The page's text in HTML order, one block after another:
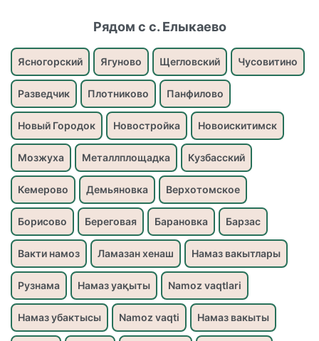
Рядом с с. Елыкаево
Ясногорский Ягуново Щегловский Чусовитино
Разведчик Плотниково Панфилово
Новый Городок Новостройка Новоискитимск
Мозжуха Металлплощадка Кузбасский
Кемерово Демьяновка Верхотомское
Борисово Береговая Барановка Барзас
Вакти намоз Ламазан хенаш Намаз вакытлары
Рузнама Намаз уақыты Namoz vaqtlari
Намаз убактысы Namoz vaqti Намаз вакыты